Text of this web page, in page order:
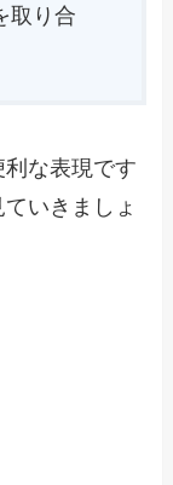
取り合
な表現です
いきましょ